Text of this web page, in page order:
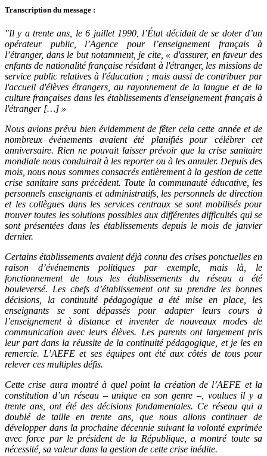
Transcription du message :
"Il y a trente ans, le 6 juillet 1990, l’État décidait de se doter d’un
opérateur public, l’Agence pour l’enseignement français à
l’étranger, dans le but notamment, je cite, « d'assurer, en faveur des
enfants de nationalité française résidant à l'étranger, les missions de
service public relatives à l'éducation ; mais aussi de contribuer par
l'accueil d'élèves étrangers, au rayonnement de la langue et de la
culture françaises dans les établissements d'enseignement français à
l'étranger […] »
Nous avions prévu bien évidemment de fêter cela cette année et de
nombreux événements avaient été planifiés pour célébrer cet
anniversaire. Rien ne pouvait laisser prévoir que la crise sanitaire
mondiale nous conduirait à les reporter ou à les annuler. Depuis des
mois, nous nous sommes consacrés entièrement à la gestion de cette
crise sanitaire sans précédent. Toute la communauté éducative, les
personnels enseignants et administratifs, les personnels de direction
et les collègues dans les services centraux se sont mobilisés pour
trouver toutes les solutions possibles aux différentes difficultés qui se
sont présentées dans les établissements depuis le mois de janvier
dernier.
Certains établissements avaient déjà connu des crises ponctuelles en
raison d’événements politiques par exemple, mais là, le
fonctionnement de tous les établissements du réseau a été
bouleversé. Les chefs d’établissement ont su prendre les bonnes
décisions, la continuité pédagogique a été mise en place, les
enseignants se sont dépassés pour adapter leurs cours à
l’enseignement à distance et inventer de nouveaux modes de
communication avec leurs élèves. Les parents ont largement pris
leur part dans la réussite de la continuité pédagogique, et je les en
remercie. L’AEFE et ses équipes ont été aux côtés de tous pour
relever ces multiples défis.
Cette crise aura montré à quel point la création de l’AEFE et la
constitution d’un réseau – unique en son genre –, voulues il y a
trente ans, ont été des décisions fondamentales. Ce réseau qui a
doublé de taille en trente ans, que nous allons continuer de
développer dans la prochaine décennie suivant la volonté exprimée
avec force par le président de la République, a montré toute sa
nécessité, sa valeur dans la gestion de cette crise inédite.